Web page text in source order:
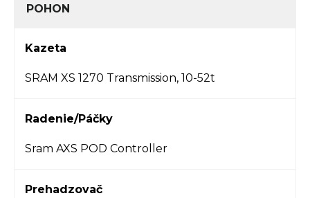
POHON
Kazeta
SRAM XS 1270 Transmission, 10-52t
Radenie/Páčky
Sram AXS POD Controller
Prehadzovač